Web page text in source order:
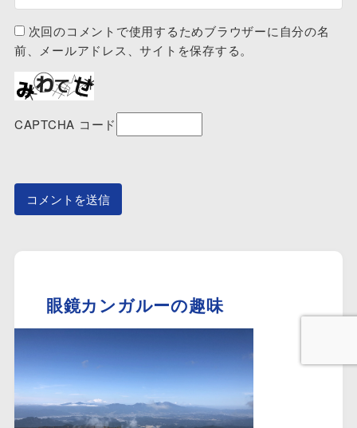
次回のコメントで使用するためブラウザーに自分の名
前、メールアドレス、サイトを保存する。
CAPTCHA コード
眼鏡カンガルーの趣味